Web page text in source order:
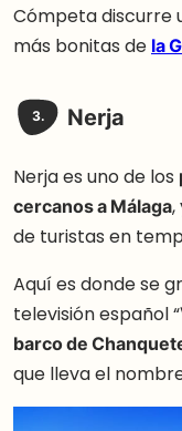
Cómpeta discurre
más bonitas de la
3. Nerja
Nerja es uno de los
cercanos a Málaga,
de turistas en
Aquí es donde se
televisión español “
barco de
que lleva el